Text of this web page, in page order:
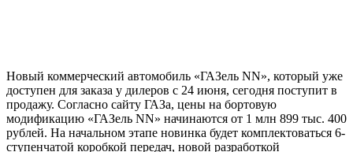
Новый коммерческий автомобиль «ГАЗель NN», который уже
доступен для заказа у дилеров с 24 июня, сегодня поступит в
продажу. Согласно сайту ГАЗа, цены на бортовую
модификацию «ГАЗель NN» начинаются от 1 млн 899 тыс. 400
рублей. На начальном этапе новинка будет комплектоваться 6-
ступенчатой коробкой передач, новой разработкой